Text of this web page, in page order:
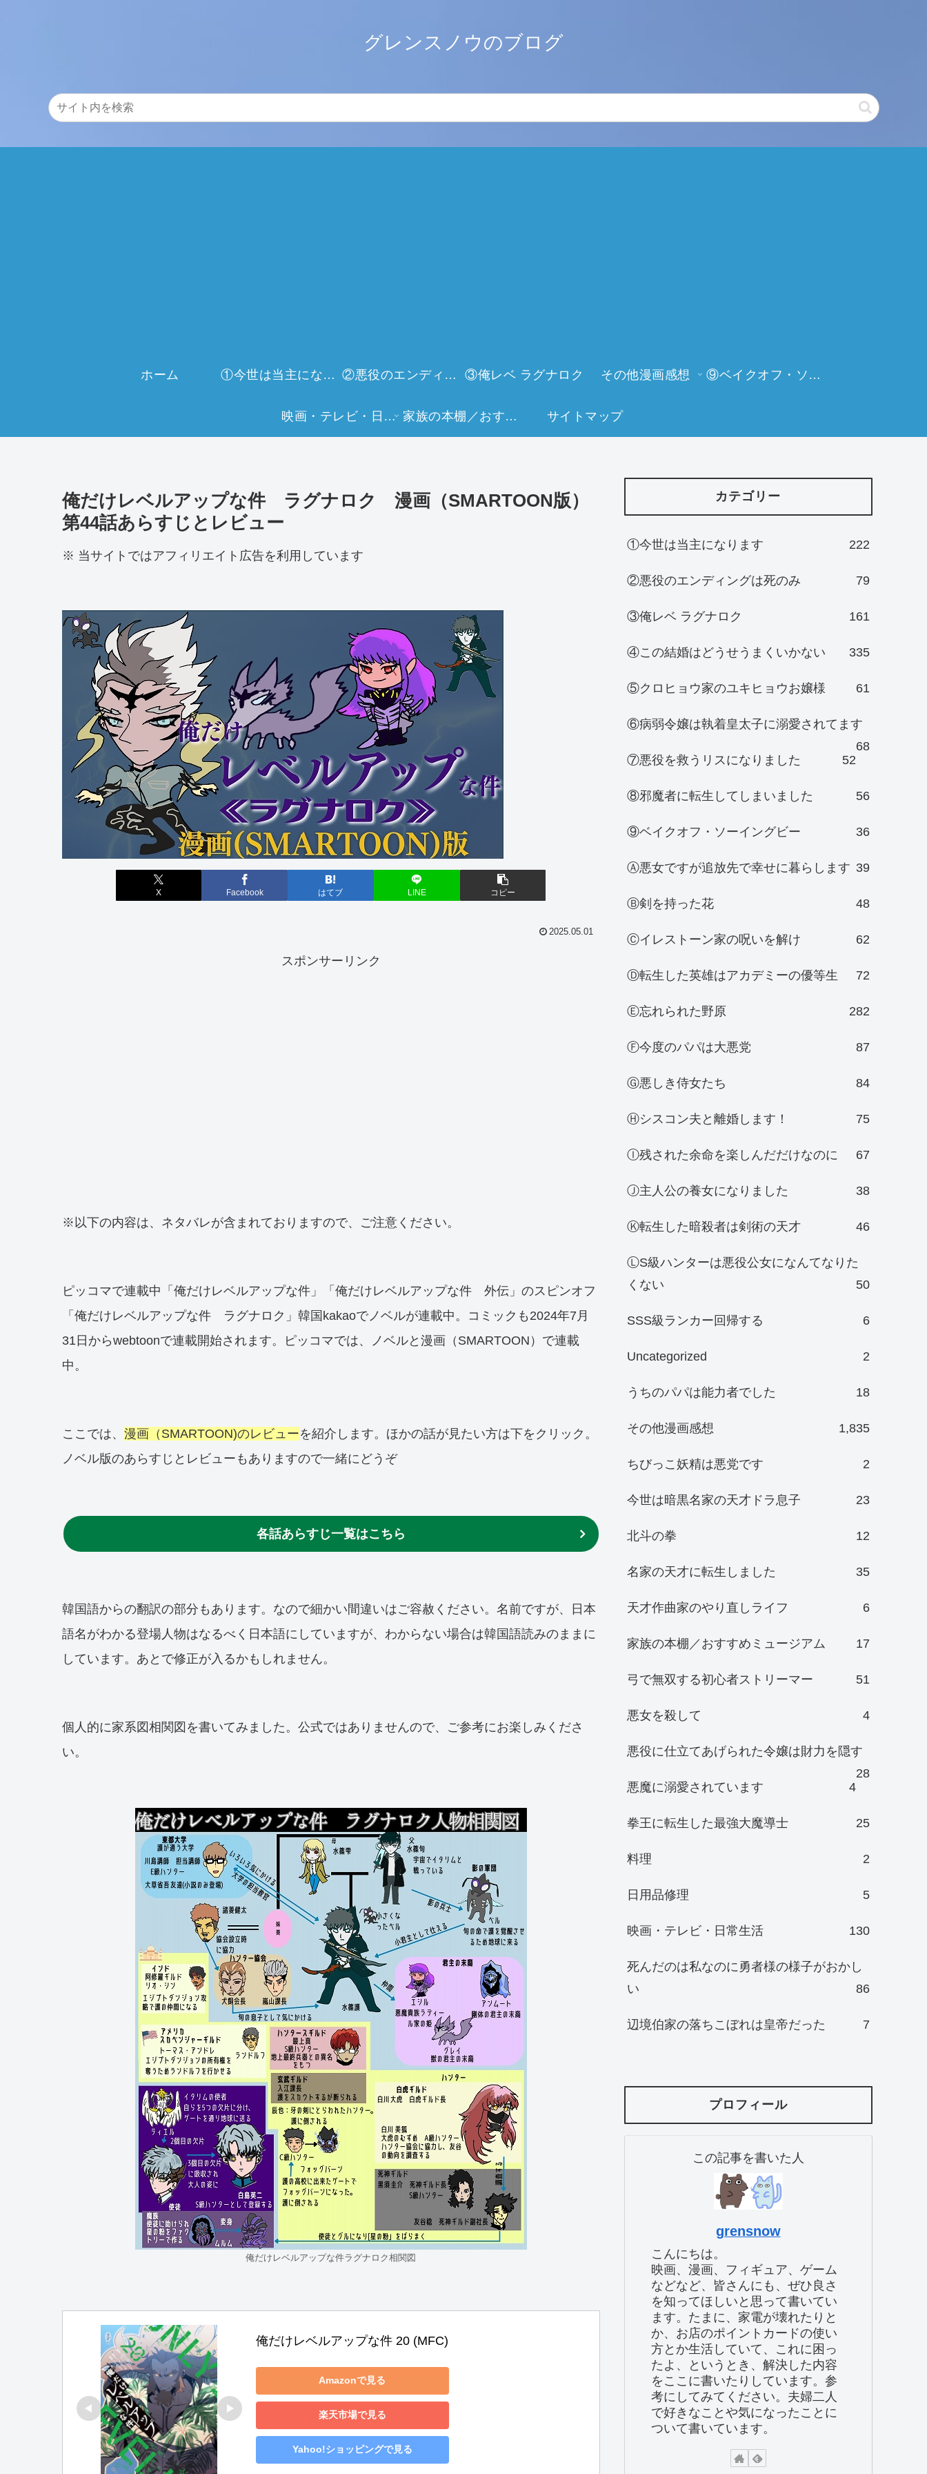
グレンスノウのブログ
ホーム ①今世は当主になります ②悪役のエンディングは死のみ ③俺レベ ラグナロク その他漫画感想 ⑨ベイクオフ・ソーイングビー
映画・テレビ・日常生活 家族の本棚／おすすめミュージアム サイトマップ
俺だけレベルアップな件 ラグナロク 漫画（SMARTOON版）
第44話あらすじとレビュー
※ 当サイトではアフィリエイト広告を利用しています
X Facebook はてブ LINE コピー
2025.05.01
スポンサーリンク
※以下の内容は、ネタバレが含まれておりますので、ご注意ください。
ピッコマで連載中「俺だけレベルアップな件」「俺だけレベルアップな件 外伝」のスピンオフ
「俺だけレベルアップな件 ラグナロク」韓国kakaoでノベルが連載中。コミックも2024年7月
31日からwebtoonで連載開始されます。ピッコマでは、ノベルと漫画（SMARTOON）で連載
中。
ここでは、 漫画（SMARTOON)のレビューを紹介します。ほかの話が見たい方は下をクリック。
ノベル版のあらすじとレビューもありますので一緒にどうぞ
各話あらすじ一覧はこちら
韓国語からの翻訳の部分もあります。なので細かい間違いはご容赦ください。名前ですが、日本
語名がわかる登場人物はなるべく日本語にしていますが、わからない場合は韓国語読みのままに
しています。あとで修正が入るかもしれません。
個人的に家系図相関図を書いてみました。公式ではありませんので、ご参考にお楽しみくださ
い。
俺だけレベルアップな件ラグナロク相関図
俺だけレベルアップな件 20 (MFC)
Amazonで見る
楽天市場で見る
Yahoo!ショッピングで見る
カテゴリー
①今世は当主になります 222
②悪役のエンディングは死のみ 79
③俺レベ ラグナロク 161
④この結婚はどうせうまくいかない 335
⑤クロヒョウ家のユキヒョウお嬢様 61
⑥病弱令嬢は執着皇太子に溺愛されてます
68
⑦悪役を救うリスになりました
52
⑧邪魔者に転生してしまいました 56
⑨ベイクオフ・ソーイングビー 36
Ⓐ悪女ですが追放先で幸せに暮らします 39
Ⓑ剣を持った花 48
Ⓒイレストーン家の呪いを解け 62
Ⓓ転生した英雄はアカデミーの優等生 72
Ⓔ忘れられた野原 282
Ⓕ今度のパパは大悪党 87
Ⓖ悪しき侍女たち 84
Ⓗシスコン夫と離婚します！ 75
Ⓘ残された余命を楽しんだだけなのに 67
Ⓙ主人公の養女になりました 38
Ⓚ転生した暗殺者は剣術の天才 46
ⓁS級ハンターは悪役公女になんてなりた
くない
50
SSS級ランカー回帰する 6
Uncategorized 2
うちのパパは能力者でした 18
その他漫画感想 1,835
ちびっこ妖精は悪党です 2
今世は暗黒名家の天才ドラ息子 23
北斗の拳 12
名家の天才に転生しました 35
天才作曲家のやり直しライフ 6
家族の本棚／おすすめミュージアム 17
弓で無双する初心者ストリーマー 51
悪女を殺して 4
悪役に仕立てあげられた令嬢は財力を隠す
28
悪魔に溺愛されています
4
拳王に転生した最強大魔導士 25
料理 2
日用品修理 5
映画・テレビ・日常生活 130
死んだのは私なのに勇者様の様子がおかし
い
86
辺境伯家の落ちこぼれは皇帝だった 7
プロフィール
この記事を書いた人
grensnow
こんにちは。
映画、漫画、フィギュア、ゲーム
などなど、皆さんにも、ぜひ良さ
を知ってほしいと思って書いてい
ます。たまに、家電が壊れたりと
か、お店のポイントカードの使い
方とか生活していて、これに困っ
たよ、というとき、解決した内容
をここに書いたりしています。参
考にしてみてください。夫婦二人
で好きなことや気になったことに
ついて書いています。